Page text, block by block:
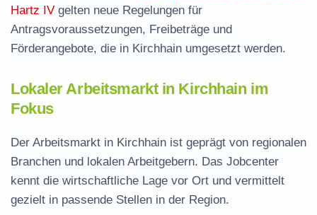
Hartz IV gelten neue Regelungen für
Antragsvoraussetzungen, Freibeträge und
Förderangebote, die in Kirchhain umgesetzt werden.
Lokaler Arbeitsmarkt in Kirchhain im
Fokus
Der Arbeitsmarkt in Kirchhain ist geprägt von regionalen
Branchen und lokalen Arbeitgebern. Das Jobcenter
kennt die wirtschaftliche Lage vor Ort und vermittelt
gezielt in passende Stellen in der Region.